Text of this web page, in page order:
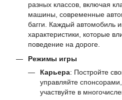
разных классов, включая
машины, современные
багги. Каждый автомобиль
характеристики, которые
поведение на дороге.
Режимы игры
Карьера: Постройте
управляйте
участвуйте в